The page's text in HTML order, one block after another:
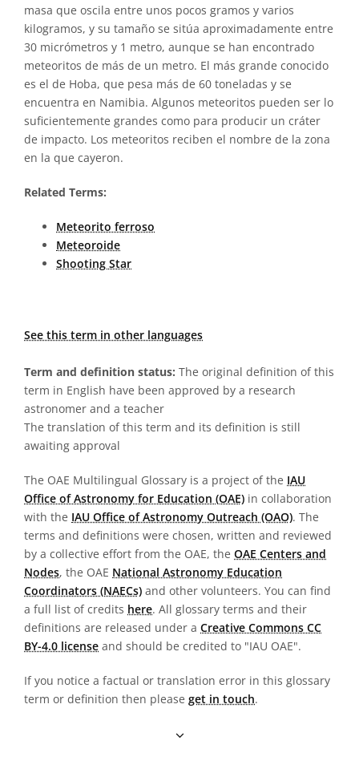
masa que oscila entre unos pocos gramos y varios
kilogramos, y su tamaño se sitúa aproximadamente entre
30 micrómetros y 1 metro, aunque se han encontrado
meteoritos de más de un metro. El más grande conocido
es el de Hoba, que pesa más de 60 toneladas y se
encuentra en Namibia. Algunos meteoritos pueden ser lo
suficientemente grandes como para producir un cráter
de impacto. Los meteoritos reciben el nombre de la zona
en la que cayeron.
Related Terms:
Meteorito ferroso
Meteoroide
Shooting Star
See this term in other languages
Term and definition status: The original definition of this
term in English have been approved by a research
astronomer and a teacher
The translation of this term and its definition is still
awaiting approval
The OAE Multilingual Glossary is a project of the IAU
Office of Astronomy for Education (OAE) in collaboration
with the IAU Office of Astronomy Outreach (OAO). The
terms and definitions were chosen, written and reviewed
by a collective effort from the OAE, the OAE Centers and
Nodes, the OAE National Astronomy Education
Coordinators (NAECs) and other volunteers. You can find
a full list of credits here. All glossary terms and their
definitions are released under a Creative Commons CC
BY-4.0 license and should be credited to "IAU OAE".
If you notice a factual or translation error in this glossary
term or definition then please get in touch.